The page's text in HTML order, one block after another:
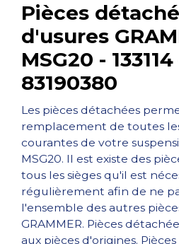
Pièces
d'usures
MSG20 -
83190380
Les pièces détachées
remplacement de toutes
courantes de votre
MSG20. Il est existe des
tous les sièges qu'il est
régulièrement afin de ne
l'ensemble des autres
GRAMMER. Pièces
aux pièces d'origines.